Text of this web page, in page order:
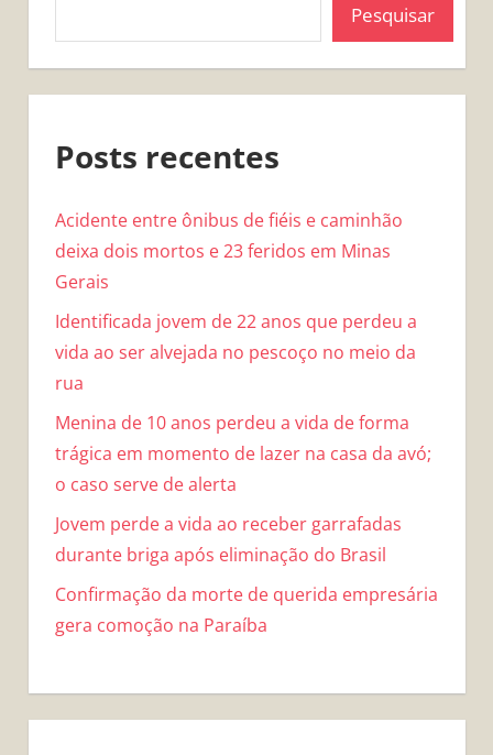
Pesquisar
Posts recentes
Acidente entre ônibus de fiéis e caminhão
deixa dois mortos e 23 feridos em Minas
Gerais
Identificada jovem de 22 anos que perdeu a
vida ao ser alvejada no pescoço no meio da
rua
Menina de 10 anos perdeu a vida de forma
trágica em momento de lazer na casa da avó;
o caso serve de alerta
Jovem perde a vida ao receber garrafadas
durante briga após eliminação do Brasil
Confirmação da morte de querida empresária
gera comoção na Paraíba